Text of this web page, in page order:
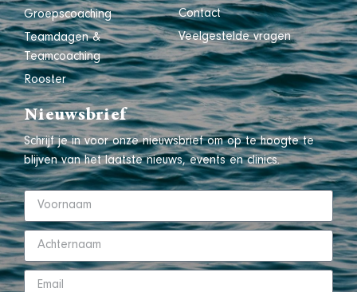
Groepscoaching
Teamdagen &
Teamcoaching
Rooster
Contact
Veelgestelde vragen
Nieuwsbrief
Schrijf je in voor onze nieuwsbrief om op te hoogte te
blijven van het laatste nieuws, events en clinics.